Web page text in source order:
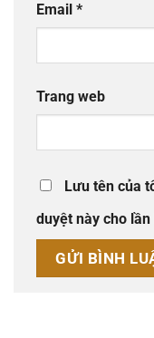
Email *
Trang web
Lưu tên của
duyệt này cho